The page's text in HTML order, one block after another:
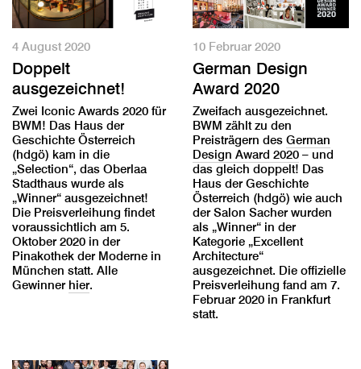
4 August 2020
Doppelt
ausgezeichnet!
Zwei Iconic Awards 2020 für
BWM! Das Haus der
Geschichte Österreich
(hdgö) kam in die
„Selection“, das Oberlaa
Stadthaus wurde als
„Winner“ ausgezeichnet!
Die Preisverleihung findet
voraussichtlich am 5.
Oktober 2020 in der
Pinakothek der Moderne in
München statt. Alle
Gewinner hier.
10 Februar 2020
German Design
Award 2020
Zweifach ausgezeichnet.
BWM zählt zu den
Preisträgern des German
Design Award 2020 – und
das gleich doppelt! Das
Haus der Geschichte
Österreich (hdgö) wie auch
der Salon Sacher wurden
als „Winner“ in der
Kategorie „Excellent
Architecture“
ausgezeichnet. Die offizielle
Preisverleihung fand am 7.
Februar 2020 in Frankfurt
statt.